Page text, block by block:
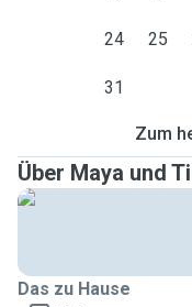
24 25
31
Zum
Über Maya und
Das zu Hause